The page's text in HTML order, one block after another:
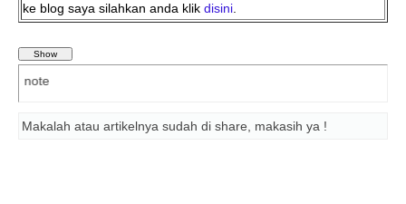
ke blog saya silahkan anda klik disini
Makalah atau artikelnya sudah di share, makasih ya !